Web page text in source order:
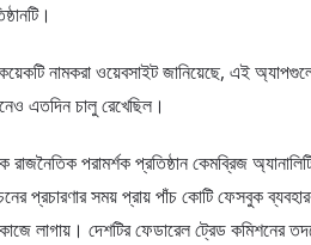
নামকরা ওয়েবসাইট জানিয়েছে, এই
এতদিন চালু রেখেছিল।
পরামর্শক প্রতিষ্ঠান কেমব্রিজ
প্রচারণার সময় প্রায় পাঁচ কোটি ফেসবুক
লাগায়। দেশটির ফেডারেল ট্রেড কমিশনের